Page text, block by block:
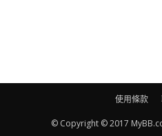
使用條款
© Copyright © 2017